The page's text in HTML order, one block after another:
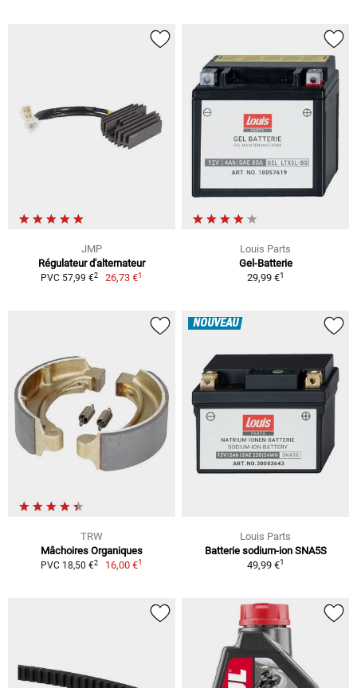
JMP
Régulateur d'alternateur
PVC 57,99 €2 26,73 €1
Louis Parts
Gel-Batterie
29,99 €1
TRW
Mâchoires Organiques
PVC 18,50 €2 16,00 €1
NOUVEAU
Louis Parts
Batterie sodium-ion SNA5S
49,99 €1